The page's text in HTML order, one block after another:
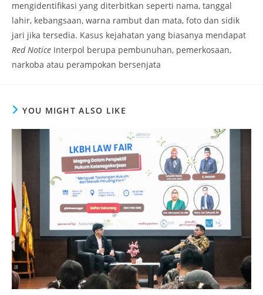
mengidentifikasi yang diterbitkan seperti nama, tanggal
lahir, kebangsaan, warna rambut dan mata, foto dan sidik
jari jika tersedia. Kasus kejahatan yang biasanya mendapat
Red Notice Interpol berupa pembunuhan, pemerkosaan,
narkoba atau perampokan bersenjata
YOU MIGHT ALSO LIKE